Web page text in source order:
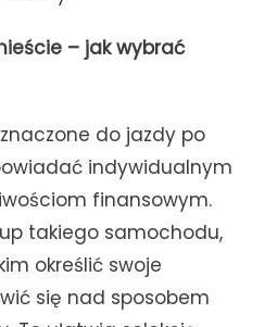
– jak wybrać
do jazdy po
indywidualnym
finansowym.
takiego samochodu,
określić swoje
się nad sposobem